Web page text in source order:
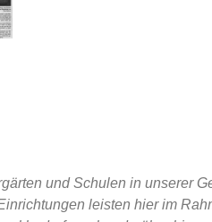
und Schulen in unserer
leisten hier im